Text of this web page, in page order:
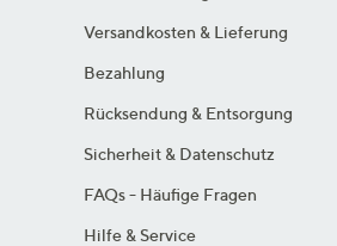
Versandkosten & Lieferung
Bezahlung
Rücksendung & Entsorgung
Sicherheit & Datenschutz
FAQs - Häufige Fragen
Hilfe & Service